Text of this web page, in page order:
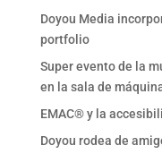
Doyou Media
portfolio
Super evento de la
en la sala de
EMAC® y la
Doyou rodea de